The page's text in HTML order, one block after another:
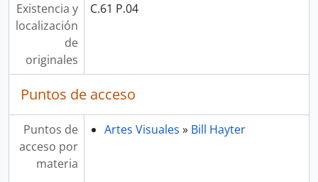
Existencia y
localización
de
originales
C.61 P.04
Puntos de acceso
Puntos de
acceso por
materia
Artes Visuales » Bill Hayter